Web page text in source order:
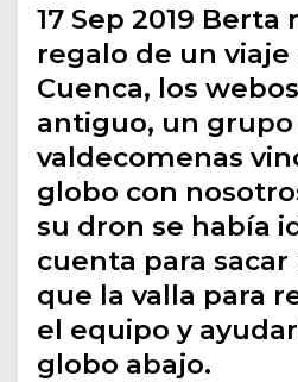
17 Sep 2019 Berta
regalo de un
Cuenca, los
antiguo, un grupo
valdecomenas
globo con
su dron se había
cuenta para
que la valla para
el equipo y
globo abajo.